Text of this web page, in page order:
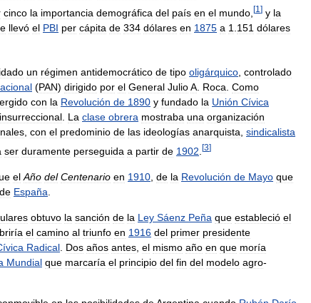
cinco la importancia demográfica del país en el mundo [1 ] y la
llevó el PBI per cápita de 334 dólares en 1875 a 1 151 dólares
un régimen antidemocrático de tipo oligárquico, controlado
(PAN) dirigido por el General JulioA. Roca. Como
con la Revolución de 1890 y fundado la Unión Cívica
insurreccional. La clase obrera mostraba una organización
, con el predominio de las ideologías anarquista, sindicalista
ser duramente perseguida a partir de 1902 [3]
el Año del Centenario en 1910 de la Revolución de Mayo que
de España
obtuvo la sanción de la Ley Sáenz Peña que estableció el
el camino al triunfo en 1916 del primer presidente
Radical Dos años antes el mismo año en que moría
Mundial que marcaría el principio del fin del modelo agro-